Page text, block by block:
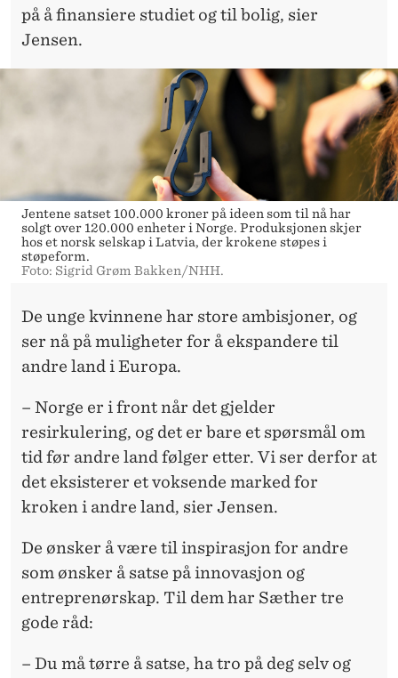
på å finansiere studiet og til bolig, sier
Jensen.
Jentene satset 100.000 kroner på ideen som til nå har
solgt over 120.000 enheter i Norge. Produksjonen skjer
hos et norsk selskap i Latvia, der krokene støpes i
støpeform.
Foto: Sigrid Grøm Bakken/NHH.
De unge kvinnene har store ambisjoner, og
ser nå på muligheter for å ekspandere til
andre land i Europa.
– Norge er i front når det gjelder
resirkulering, og det er bare et spørsmål om
tid før andre land følger etter. Vi ser derfor at
det eksisterer et voksende marked for
kroken i andre land, sier Jensen.
De ønsker å være til inspirasjon for andre
som ønsker å satse på innovasjon og
entreprenørskap. Til dem har Sæther tre
gode råd:
– Du må tørre å satse, ha tro på deg selv og